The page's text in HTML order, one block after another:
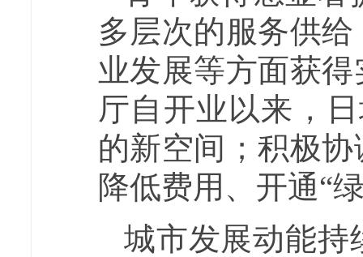
多层次的服务供
业发展等方面获
厅自开业以来，
的新空间；积极
降低费用、开通“
城市发展动能持